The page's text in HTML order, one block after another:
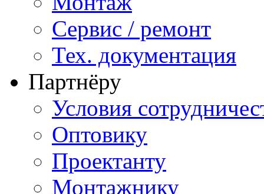
Сервис / ремонт
Тех. документация
Партнёру
Условия
Оптовику
Проектанту
Монтажнику